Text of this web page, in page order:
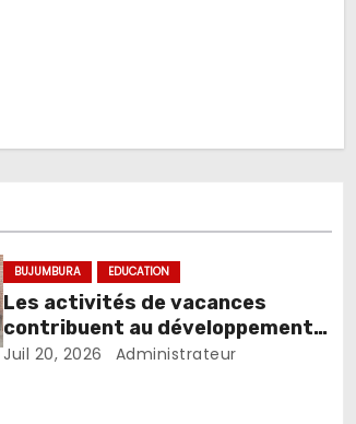
BUJUMBURA EDUCATION
Les activités de vacances
contribuent au développement
des compétences chez les
Juil 20, 2026 Administrateur